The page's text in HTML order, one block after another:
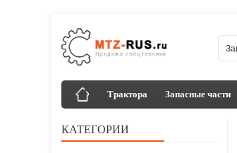
Трактора Запасные части
КАТЕГОРИИ